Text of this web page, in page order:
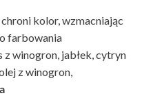
kolor, wzmacniając
farbowania
winogron, jabłek, cytryn
z winogron,